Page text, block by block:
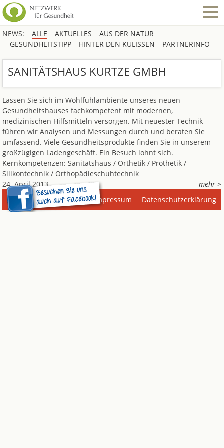
NEWS: ALLE AKTUELLES
AUS DER NATUR
GESUNDHEITSTIPP
HINTER DEN KULISSEN PARTNERINFO
SANITÄTSHAUS KURTZE GMBH
Lassen Sie sich im Wohlfühlambiente unseres neuen
Gesundheitshauses fachkompetent mit modernen,
medizinischen Hilfsmitteln versorgen. Mit neuester Technik
führen wir Analysen und Messungen durch und beraten Sie
umfassend. Viele Gesundheitsprodukte finden Sie in unserem
großzügigen Ladengeschäft. Ein Besuch lohnt sich.
Kernkompetenzen: Sanitätshaus / Orthetik / Prothetik /
Silikontechnik / Orthopädieschuhtechnik
24. April 2013
mehr >
Impressum
Datenschutzerklärung